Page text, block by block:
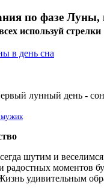
по фазе Луны,
используй стрелки
лунный день -
мужик
шутим и
радостных моментов
удивительным